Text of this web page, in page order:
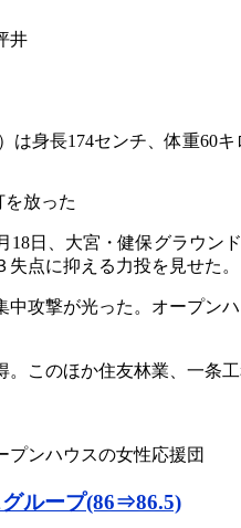
井
は身長174センチ、体重60キ
を放った
日、大宮・健保グラウン
点に抑える力投を見せた
攻撃が光った。オープン
このほか住友林業、一条
プンハウスの女性応援団
ループ(86⇒86.5)